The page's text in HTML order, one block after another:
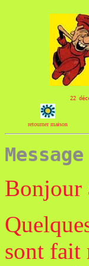
22
retourner maison
Bonjour
sont fait